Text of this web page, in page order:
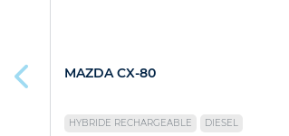
MAZDA CX-80
HYBRIDE RECHARGEABLE DIESEL